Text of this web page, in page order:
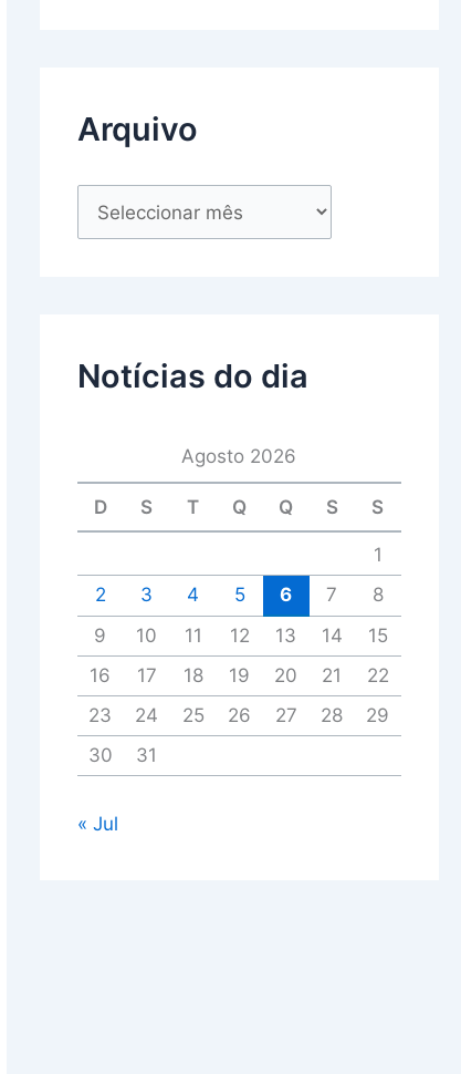
Arquivo
Notícias do dia
Agosto 2026
D S T Q Q S S
1
2
3 4 5 6 7
8
9
10 11 12 13 14
15
16
17 18 19 20 21
22
23
24 25 26 27 28
29
30
31
« Jul